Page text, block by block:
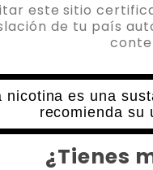
este sitio
de tu país
nicotina es una
recomienda su
¿Tienes
OIL4VAP
SALES DE
2
5,72€ 6,35€
NICOTINA